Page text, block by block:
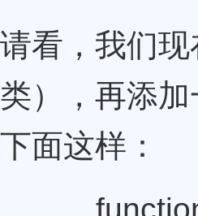
请看，我们
类），再添
下面这样：
function